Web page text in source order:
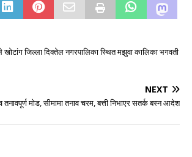
खोटांग जिल्ला दिक्तेल नगरपालिका स्थित मझुवा कालिका भगवती
NEXT
तनावपूर्ण मोड, सीमामा तनाव चरम, बत्ती निभाएर सतर्क बस्न आदेश